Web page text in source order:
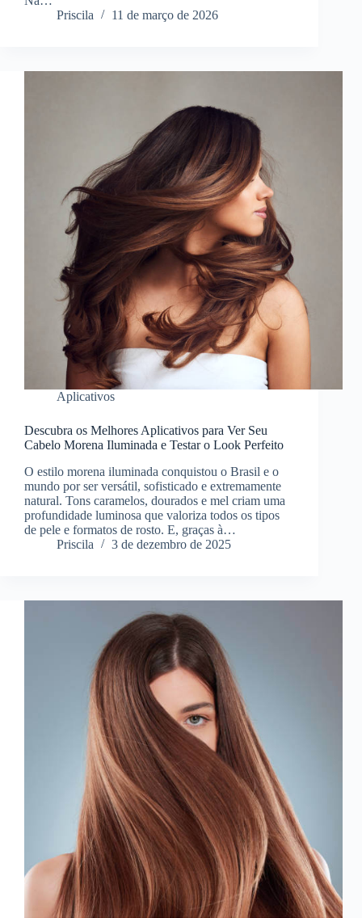
Priscila
11 de março de 2026
Aplicativos
Descubra os Melhores Aplicativos para Ver Seu
Cabelo Morena Iluminada e Testar o Look Perfeito
O estilo morena iluminada conquistou o Brasil e o
mundo por ser versátil, sofisticado e extremamente
natural. Tons caramelos, dourados e mel criam uma
profundidade luminosa que valoriza todos os tipos
de pele e formatos de rosto. E, graças à…
Priscila
3 de dezembro de 2025